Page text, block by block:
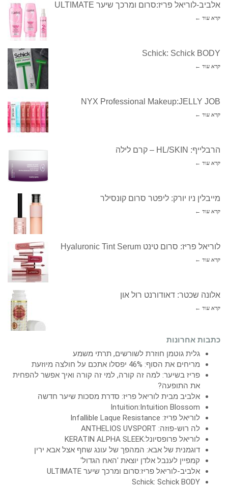
אלביב-לוריאל פריז:סרום ומרכך שיער ULTIMATE
קרא עוד ←
Schick: Schick BODY
קרא עוד ←
NYX Professional Makeup:JELLY JOB
קרא עוד ←
הרבלייף: HL/SKIN – קרם לילה
קרא עוד ←
מייבלין ניו יורק: ליפטר סרום קונסילר
קרא עוד ←
לוריאל פריז: סרום טינט Hyaluronic Tint Serum
קרא עוד ←
אלונה שכטר: דאודורנט רול און
קרא עוד ←
כתבות אחרונות
גלית גוטמן חוזרת לשורשים, תרתי משמע
מריחים את הסוף: 46% יפסלו אתכם על חולצה מיוזעת
פריז בשיער: למה זה קורה, למי זה קורה ואיך אפשר להפחית
את התופעה?
אלביב מבית לוריאל פריז: סדרת מסכות שיער חדשה
Intuition:Intuition Blossom
לוריאל פריז: Infallible Laque Resistance
לה רוש-פוזה: ANTHELIOS UVSPORT
לוריאל פרופסיונל:KERATIN ALPHA SLEEK
דוגמנית של אבא: המהפך של עונג שחף אצל אבא ירין
קמפיין לענבל אלדן יוצאת 'האח הגדול'
אלביב-לוריאל פריז:סרום ומרכך שיער ULTIMATE
Schick: Schick BODY